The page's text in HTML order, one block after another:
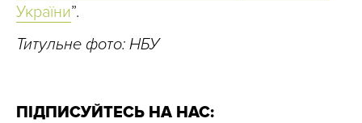
України”.
Титульне фото: НБУ
ПІДПИСУЙТЕСЬ НА НАС: